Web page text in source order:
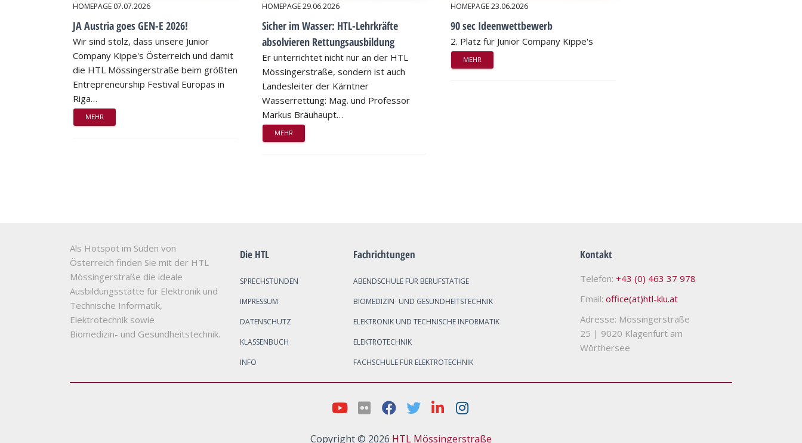
HOMEPAGE 07.07.2026
JA Austria goes GEN-E 2026!
Wir sind stolz, dass unsere Junior
Company Kippe's Österreich und damit
die HTL Mössingerstraße beim größten
Entrepreneurship Festival Europas in
Riga…
MEHR
HOMEPAGE29.06.2026
Sicher im Wasser: HTL-Lehrkräfte
absolvieren Rettungsausbildung
Er unterrichtet nicht nur an der HTL
Mössingerstraße, sondern ist auch
Landesleiter der Kärntner
Wasserrettung: Mag. und Professor
Markus Bräuhaupt…
MEHR
HOMEPAGE23.06.2026
90 sec Ideenwettbewerb
2. Platz für Junior Company Kippe's
MEHR
Als Hotspot im Süden von
Österreich finden Sie mit der HTL
Mössingerstraße die ideale
Ausbildungsstätte für Elektronik und
Technische Informatik,
Elektrotechnik sowie
Biomedizin- und Gesundheitstechnik.
Die HTL
SPRECHSTUNDEN
IMPRESSUM
DATENSCHUTZ
KLASSENBUCH
INFO
Fachrichtungen
ABENDSCHULE FÜR BERUFSTÄTIGE
BIOMEDIZIN- UND GESUNDHEITSTECHNIK
ELEKTRONIK UND TECHNISCHE INFORMATIK
ELEKTROTECHNIK
FACHSCHULE FÜR ELEKTROTECHNIK
Kontakt
Telefon: +43 (0) 463 37 978
Email: office(at)htl-klu.at
Adresse: Mössingerstraße
25 | 9020 Klagenfurt am
Wörthersee
Copyright © 2026 HTL Mössingerstraße